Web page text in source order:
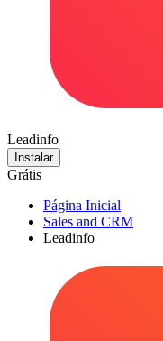
Leadinfo
Instalar
Grátis
Página Inicial
Sales and CRM
Leadinfo